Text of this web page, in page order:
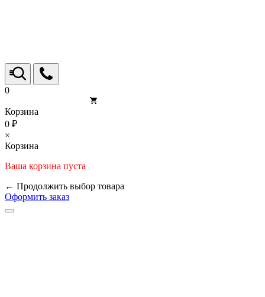
0
Корзина
0 ₽
×
Корзина
Ваша корзина пуста
← Продолжить выбор товара
Оформить заказ